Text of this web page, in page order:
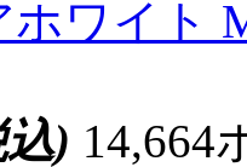
ワイト
) 14,664